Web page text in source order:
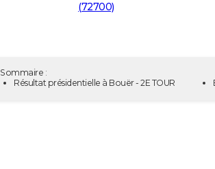
(72700)
Sommaire :
Résultat présidentielle à Bouër - 2E TOUR